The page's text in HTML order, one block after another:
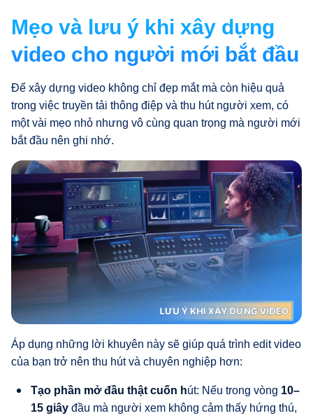
Mẹo và lưu ý khi xây dựng
video cho người mới bắt đầu
Để xây dựng video không chỉ đẹp mắt mà còn hiệu quả
trong việc truyền tải thông điệp và thu hút người xem, có
một vài mẹo nhỏ nhưng vô cùng quan trọng mà người mới
bắt đầu nên ghi nhớ.
Áp dụng những lời khuyên này sẽ giúp quá trình edit video
của bạn trở nên thu hút và chuyên nghiệp hơn:
Tạo phần mở đầu thật cuốn hút: Nếu trong vòng 10–
15 giây đầu mà người xem không cảm thấy hứng thú,